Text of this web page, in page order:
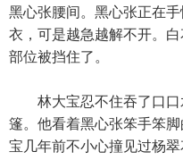
黑心张腰间。黑心张正在
衣，可是越急越解不开。
部位被挡住了。
林大宝忍不住吞了口口
篷。他看着黑心张笨手笨
宝几年前不小心撞见过杨